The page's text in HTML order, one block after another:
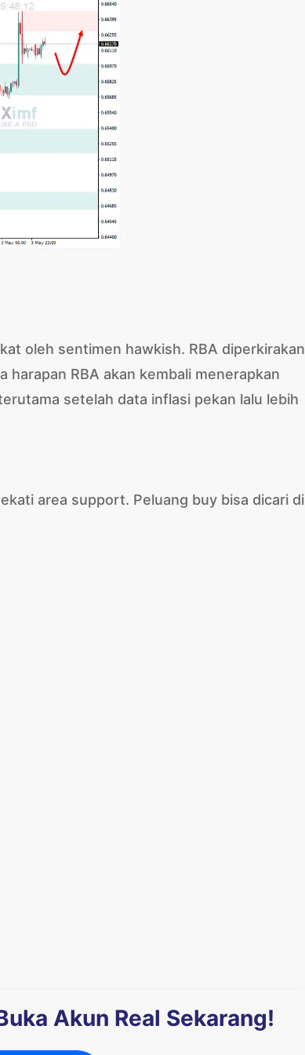
oleh sentimen hawkish. RBA diperkirakan
RBA akan kembali menerapkan
setelah data inflasi pekan lalu lebih
area support. Peluang buy bisa dicari di
Akun Real Sekarang!